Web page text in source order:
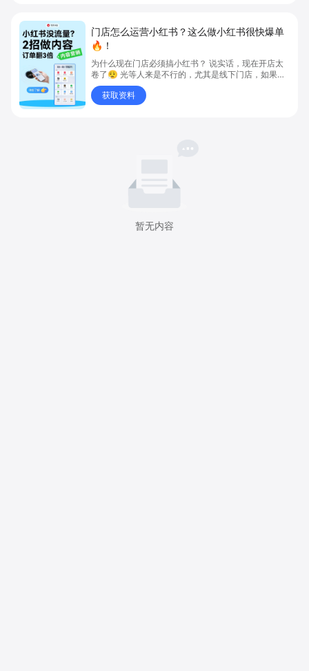
门店怎么运营小红书？这么做小红书很快爆单
🔥！
为什么现在门店必须搞小红书？ 说实话，现在开店太
卷了😮‍💨 光等人来是不行的，尤其是线下门店，如果你
还没开始做小红书，那真的就是“闭着眼放弃客流”🚪
💸 获取资料
暂无内容